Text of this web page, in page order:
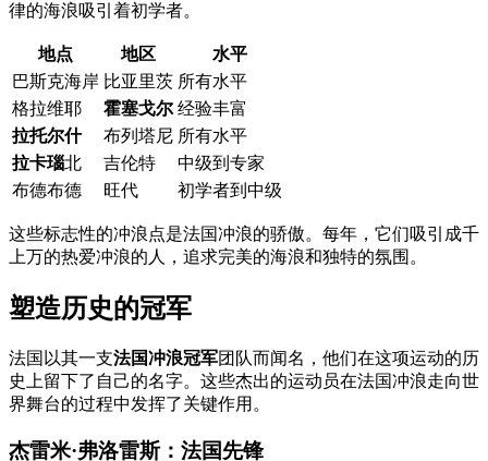
律的海浪吸引着初学者。
地点 地区
水平
巴斯克海岸 比亚里茨 所有水平
格拉维耶
霍塞戈尔 经验丰富
拉托尔什
布列塔尼 所有水平
拉卡瑙北 吉伦特
中级到专家
布德布德
旺代 初学者到中级
这些标志性的冲浪点是法国冲浪的骄傲。每年，它们吸引成千
上万的热爱冲浪的人，追求完美的海浪和独特的氛围。
塑造历史的冠军
法国以其一支法国冲浪冠军团队而闻名，他们在这项运动的历
史上留下了自己的名字。这些杰出的运动员在法国冲浪走向世
界舞台的过程中发挥了关键作用。
杰雷米·弗洛雷斯：法国先锋